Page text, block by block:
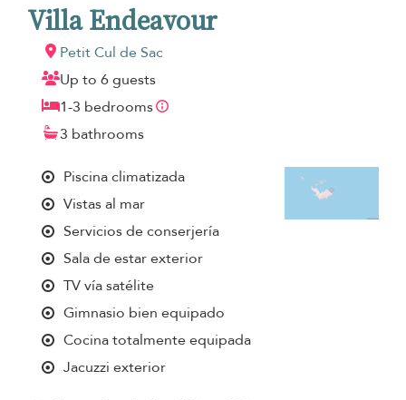
Villa Endeavour
Petit Cul de Sac
Up to 6 guests
1-3 bedrooms
3 bathrooms
Piscina climatizada
Vistas al mar
Servicios de conserjería
Sala de estar exterior
TV vía satélite
Gimnasio bien equipado
Cocina totalmente equipada
Jacuzzi exterior